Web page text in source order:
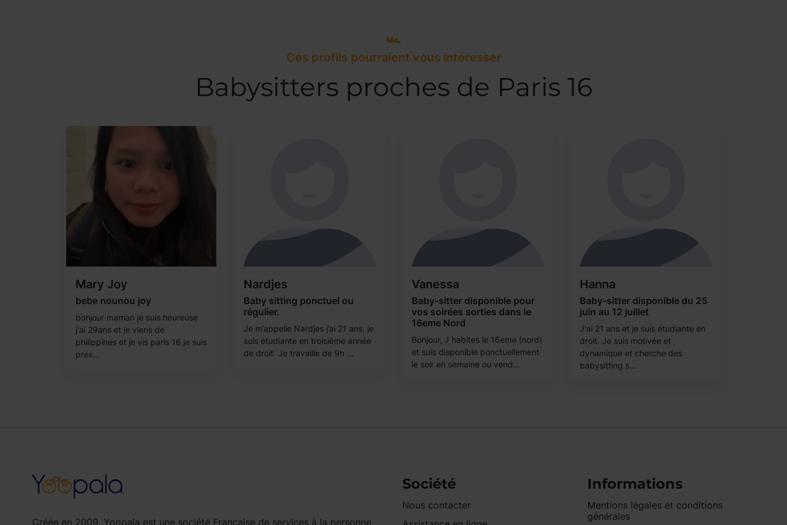
Ces profils pourraient vous intéresser
Babysitters proches de Paris 16
Mary Joy
bebe nounou joy
bonjour maman je suis heureuse
j'ai 29ans et je viens de
philippines et je vis paris 16.je suis
pres...
Nardjes
Baby sitting ponctuel ou
régulier.
Je m’appelle Nardjes j’ai 21 ans, je
suis étudiante en troisième année
de droit. Je travaille de 9h ...
Vanessa
Baby-sitter disponible pour
vos soirées sorties dans le
16eme Nord
Bonjour, J habites le 16eme (nord)
et suis disponible ponctuellement
le soir en semaine ou vend...
Hanna
Baby-sitter disponible du 25
juin au 12 juillet
J'ai 21 ans et je suis étudiante en
droit. Je suis motivée et
dynamique et cherche des
babysitting s...
Créée en 2009, Yoopala est une société Française de services à la personne
Société
Nous contacter
Informations
Mentions légales et conditions
générales